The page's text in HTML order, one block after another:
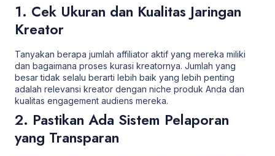
1. Cek Ukuran dan Kualitas Jaringan
Kreator
Tanyakan berapa jumlah affiliator aktif yang mereka miliki
dan bagaimana proses kurasi kreatornya. Jumlah yang
besar tidak selalu berarti lebih baik yang lebih penting
adalah relevansi kreator dengan niche produk Anda dan
kualitas engagement audiens mereka.
2. Pastikan Ada Sistem Pelaporan
yang Transparan